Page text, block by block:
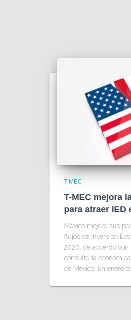
T-MEC
T-MEC mejora
para atraer IED
México mejoró sus
flujos de Inversión
2020, de acuerdo
consultoría
de México. En enero